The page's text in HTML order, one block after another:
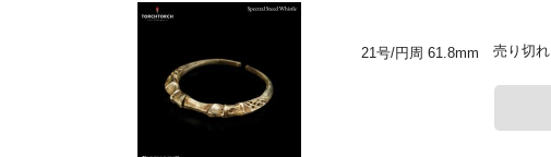
21号/円周 61.8mm 売り切れ